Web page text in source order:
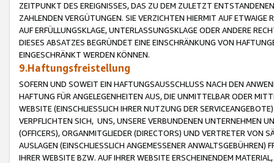
ZEITPUNKT DES EREIGNISSES, DAS ZU DEM ZULETZT
ZAHLENDEN VERGÜTUNGEN. SIE VERZICHTEN HIERMIT AUF
AUF ERFÜLLUNGSKLAGE, UNTERLASSUNGSKLAGE ODER ANDERE
DIESES ABSATZES BEGRÜNDET EINE EINSCHRÄNKUNG VON
EINGESCHRÄNKT WERDEN KÖNNEN.
9.Haftungsfreistellung
SOFERN UND SOWEIT EIN HAFTUNGSAUSSCHLUSS NACH DEN
HAFTUNG FÜR ANGELEGENHEITEN AUS, DIE UNMITTELBAR ODER
WEBSITE (EINSCHLIESSLICH IHRER NUTZUNG DER
VERPFLICHTEN SICH, UNS, UNSERE VERBUNDENEN UNTERNEHMEN
(OFFICERS), ORGANMITGLIEDER (DIRECTORS) UND VERTRETER VON
AUSLAGEN (EINSCHLIESSLICH ANGEMESSENER
IHRER WEBSITE BZW. AUF IHRER WEBSITE ERSCHEINENDEM